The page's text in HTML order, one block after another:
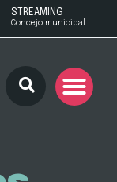
STREAMING
Concejo municipal